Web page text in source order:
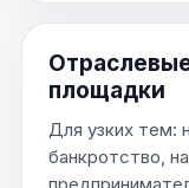
площадки
Для узких тем:
банкротство,